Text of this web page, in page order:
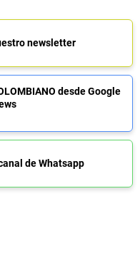
newsletter
desde Google
de Whatsapp